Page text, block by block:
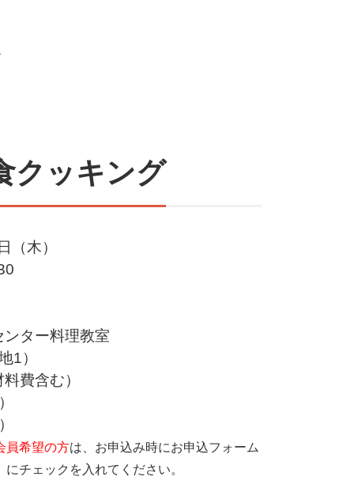
クッキング
（木）
ター料理教室
1）
費含む）
員希望の方は、お申込み時にお申込フォーム
にチェックを入れてください。